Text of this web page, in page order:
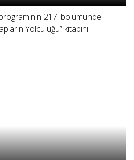
217. bölümünde
Yolculuğu” kitabını